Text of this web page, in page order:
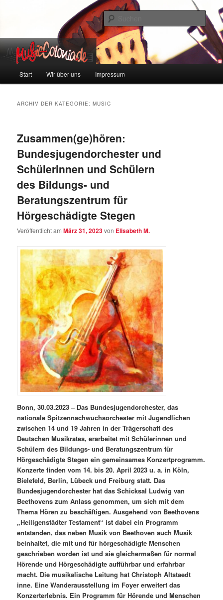
wechselnmusic-colonia
Start Wir über uns Impressum
ARCHIV DER KATEGORIE:MUSIC
Zusammen(ge)hören:
Bundesjugendorchester und
Schülerinnen und Schülern
des Bildungs- und
Beratungszentrum für
Hörgeschädigte Stegen
Veröffentlicht amMärz 31, 2023von Elisabeth M.
Bonn, 30.03.2023 – Das Bundesjugendorchester, das
nationale Spitzennachwuchsorchester mit Jugendlichen
zwischen 14 und 19 Jahren in der Trägerschaft des
Deutschen Musikrates, erarbeitet mit Schülerinnen und
Schülern des Bildungs- und Beratungszentrum für
Hörgeschädigte Stegen ein gemeinsames Konzertprogramm.
Konzerte finden vom 14. bis 20. April 2023 u. a. in Köln,
Bielefeld, Berlin, Lübeck und Freiburg statt. Das
Bundesjugendorchester hat das Schicksal Ludwig van
Beethovens zum Anlass genommen, um sich mit dem
Thema Hören zu beschäftigen. Ausgehend von Beethovens
„Heiligenstädter Testament“ ist dabei ein Programm
entstanden, das neben Musik von Beethoven auch Musik
beinhaltet, die mit und für hörgeschädigte Menschen
geschrieben worden ist und sie gleichermaßen für normal
Hörende und Hörgeschädigte aufführbar und erfahrbar
macht. Die musikalische Leitung hat Christoph Altstaedt
inne. Eine Wanderausstellung im Foyer erweitert das
Konzerterlebnis. Ein Programm für Hörende und Menschen